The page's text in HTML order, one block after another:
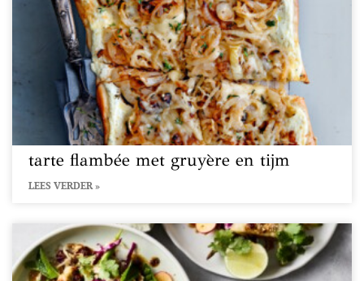
tarte flambée met gruyère en tijm
LEES VERDER »